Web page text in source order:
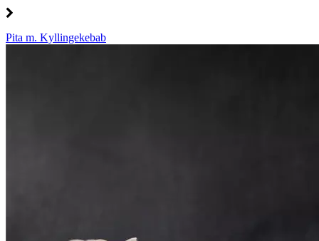
Pita m. Kyllingekebab